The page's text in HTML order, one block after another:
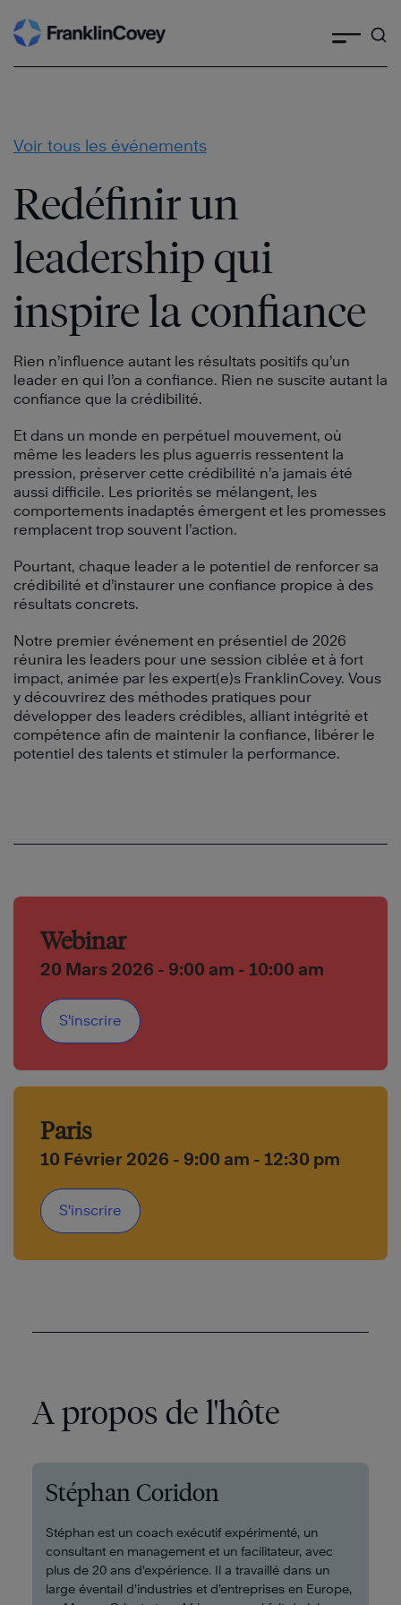
Skip
to
Voir tous les événements
Redéfinir un
leadership qui
inspire la confiance
Rien n’influence autant les résultats positifs qu’un
leader en qui l’on a confiance. Rien ne suscite autant la
confiance que la crédibilité.
Et dans un monde en perpétuel mouvement, où
même les leaders les plus aguerris ressentent la
pression, préserver cette crédibilité n’a jamais été
aussi difficile. Les priorités se mélangent, les
comportements inadaptés émergent et les promesses
remplacent trop souvent l’action.
Pourtant, chaque leader a le potentiel de renforcer sa
crédibilité et d’instaurer une confiance propice à des
résultats concrets.
Notre premier événement en présentiel de 2026
réunira les leaders pour une session ciblée et à fort
impact, animée par les expert(e)s FranklinCovey. Vous
y découvrirez des méthodes pratiques pour
développer des leaders crédibles, alliant intégrité et
compétence afin de maintenir la confiance, libérer le
potentiel des talents et stimuler la performance.
Webinar
20 Mars 2026 - 9:00 am - 10:00 am
S'inscrire
Paris
10 Février 2026 - 9:00 am - 12:30 pm
S'inscrire
A propos de l'hôte
Stéphan Coridon
Stéphan est un coach exécutif expérimenté, un
consultant en management et un facilitateur, avec
plus de 20 ans d’expérience. Il a travaillé dans un
large éventail d’industries et d’entreprises en Europe,